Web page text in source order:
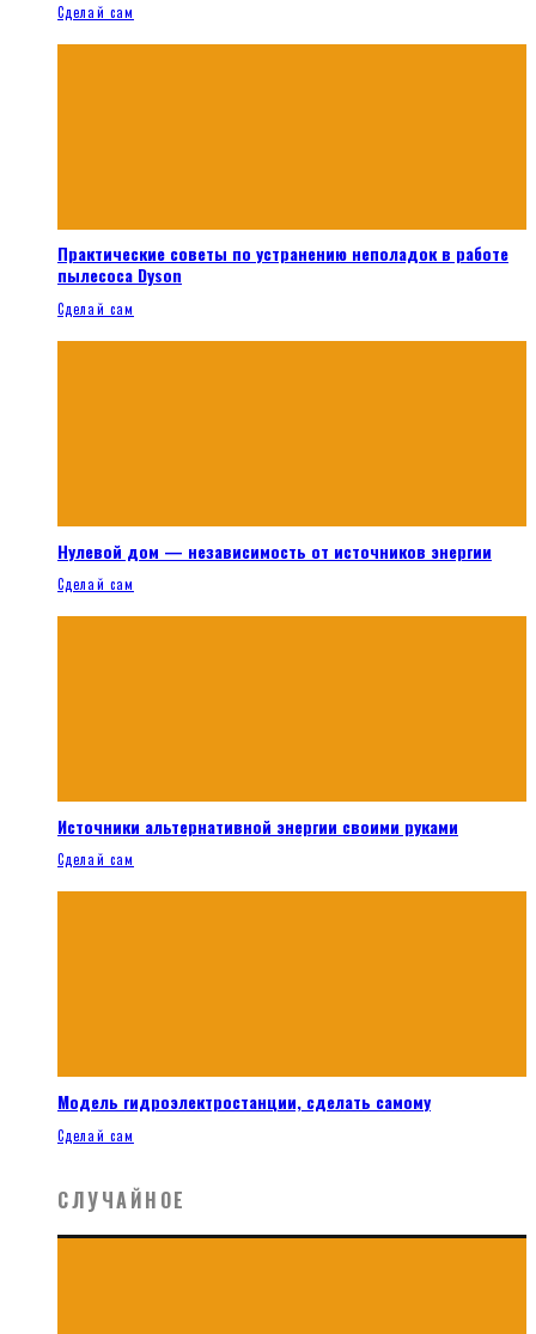
Сделай сам
Практические советы по устранению неполадок в работе
пылесоса Dyson
Сделай сам
Нулевой дом — независимость от источников энергии
Сделай сам
Источники альтернативной энергии своими руками
Сделай сам
Модель гидроэлектростанции, сделать самому
Сделай сам
СЛУЧАЙНОЕ